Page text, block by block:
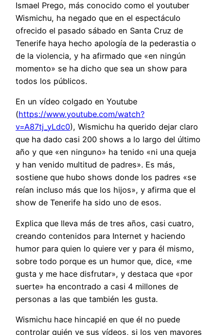
Ismael Prego, más conocido como el youtuber
Wismichu, ha negado que en el espectáculo
ofrecido el pasado sábado en Santa Cruz de
Tenerife haya hecho apología de la pederastia o
de la violencia, y ha afirmado que «en ningún
momento» se ha dicho que sea un show para
todos los públicos.
En un vídeo colgado en Youtube
(https://www.youtube.com/watch?
v=A87tj_yLdc0), Wismichu ha querido dejar claro
que ha dado casi 200 shows a lo largo del último
año y que «en ninguno» ha tenido «ni una queja
y han venido multitud de padres». Es más,
sostiene que hubo shows donde los padres «se
reían incluso más que los hijos», y afirma que el
show de Tenerife ha sido uno de esos.
Explica que lleva más de tres años, casi cuatro,
creando contenidos para Internet y haciendo
humor para quien lo quiere ver y para él mismo,
sobre todo porque es un humor que, dice, «me
gusta y me hace disfrutar», y destaca que «por
suerte» ha encontrado a casi 4 millones de
personas a las que también les gusta.
Wismichu hace hincapié en que él no puede
controlar quién ve sus vídeos, si los ven mayores